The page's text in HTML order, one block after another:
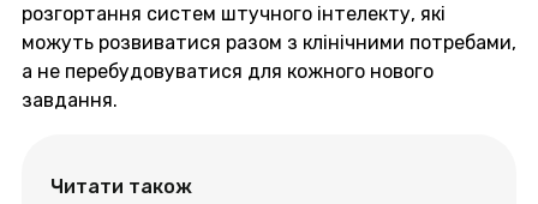
розгортання систем штучного інтелекту, які
можуть розвиватися разом з клінічними потребами,
а не перебудовуватися для кожного нового
завдання.
Читати також